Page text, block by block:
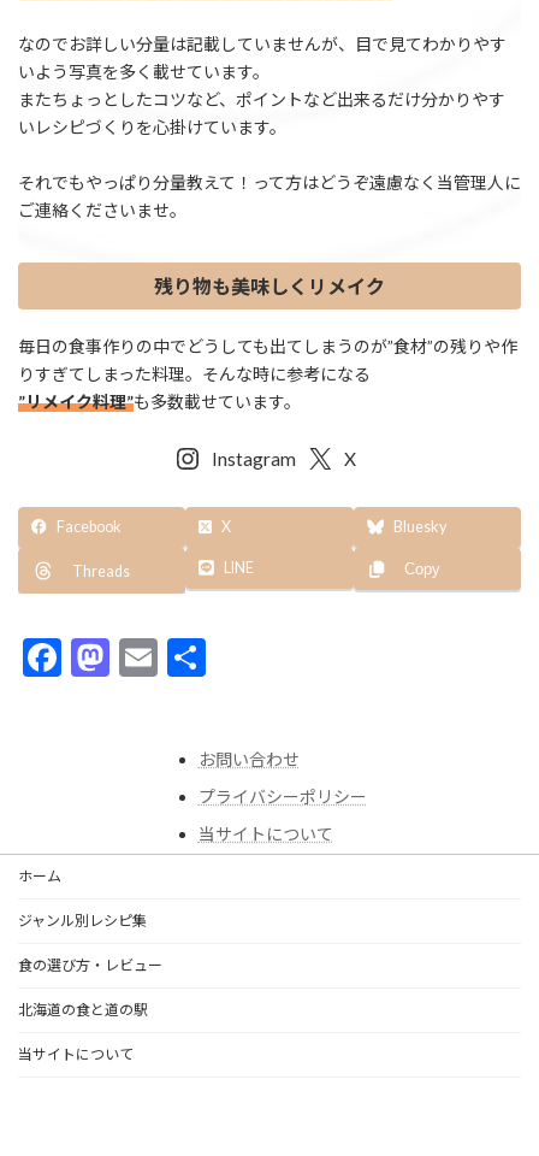
なのでお詳しい分量は記載していませんが、目で見てわかりやす
いよう写真を多く載せています。
またちょっとしたコツなど、ポイントなど出来るだけ分かりやす
いレシピづくりを心掛けています。
それでもやっぱり分量教えて！って方はどうぞ遠慮なく当管理人に
ご連絡くださいませ。
残り物も美味しくリメイク
毎日の食事作りの中でどうしても出てしまうのが”食材”の残りや作
りすぎてしまった料理。そんな時に参考になる
”リメイク料理”も多数載せています。
Instagram X
Facebook X Bluesky
Threads LINE Copy
F
o
M
n
E
お問い合わせ
プライバシーポリシー
当サイトについて
ホーム
ジャンル別レシピ集
食の選び方・レビュー
北海道の食と道の駅
当サイトについて